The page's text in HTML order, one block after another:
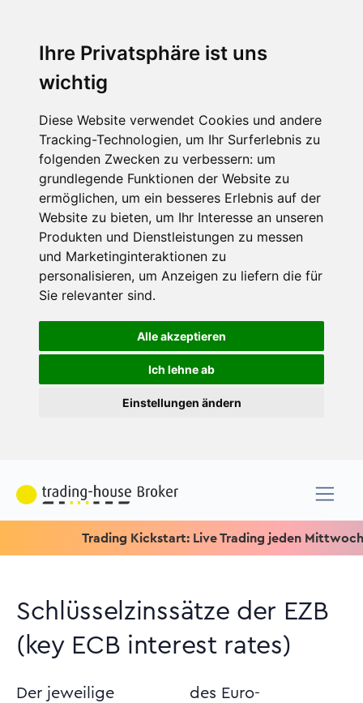
Ihre Privatsphäre ist uns
wichtig
Diese Website verwendet Cookies und andere
Tracking-Technologien, um Ihr Surferlebnis zu
folgenden Zwecken zu verbessern: um
grundlegende Funktionen der Website zu
ermöglichen, um ein besseres Erlebnis auf der
Website zu bieten, um Ihr Interesse an unseren
Produkten und Dienstleistungen zu messen
und Marketinginteraktionen zu
personalisieren, um Anzeigen zu liefern die für
Sie relevanter sind.
Alle akzeptieren
Ich lehne ab
Einstellungen ändern
Trading Kickstart: Live Trading jeden Mittwoch um
Schlüsselzinssätze der EZB
(key ECB interest rates)
Der jeweilige
des Euro-